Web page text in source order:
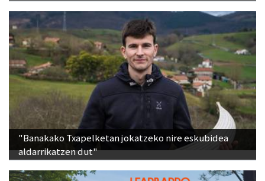
"Banakako Txapelketan jokatzeko nire eskubidea
aldarrikatzen dut"